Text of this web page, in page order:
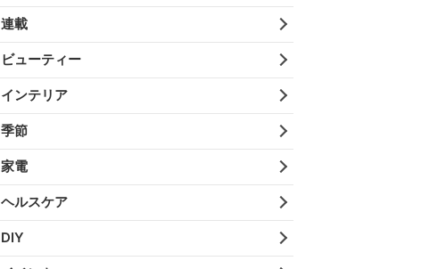
連載
ビューティー
インテリア
季節
家電
ヘルスケア
DIY